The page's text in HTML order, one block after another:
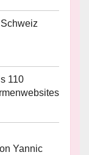
110
Yannic